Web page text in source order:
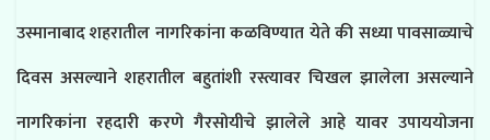
उस्मानाबाद शहरातील नागरिकांना कळविण्यात येते की सध्या पावसाळ्याचे
दिवस असल्याने शहरातील बहुतांशी रस्त्यावर चिखल झालेला असल्याने
नागरिकांना रहदारी करणे गैरसोयीचे झालेले आहे यावर उपाययोजना